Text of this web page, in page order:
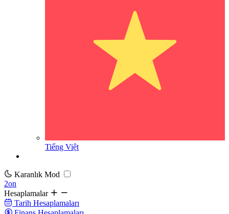
Tiếng Việt
Karanlık Mod
2on
Hesaplamalar
Tarih Hesaplamaları